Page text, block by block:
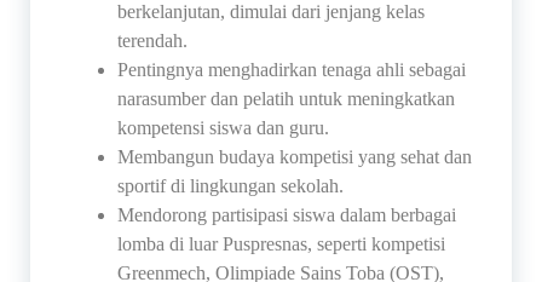
berkelanjutan, dimulai dari jenjang kelas
terendah.
Pentingnya menghadirkan tenaga ahli sebagai
narasumber dan pelatih untuk meningkatkan
kompetensi siswa dan guru.
Membangun budaya kompetisi yang sehat dan
sportif di lingkungan sekolah.
Mendorong partisipasi siswa dalam berbagai
lomba di luar Puspresnas, seperti kompetisi
Greenmech, Olimpiade Sains Toba (OST),